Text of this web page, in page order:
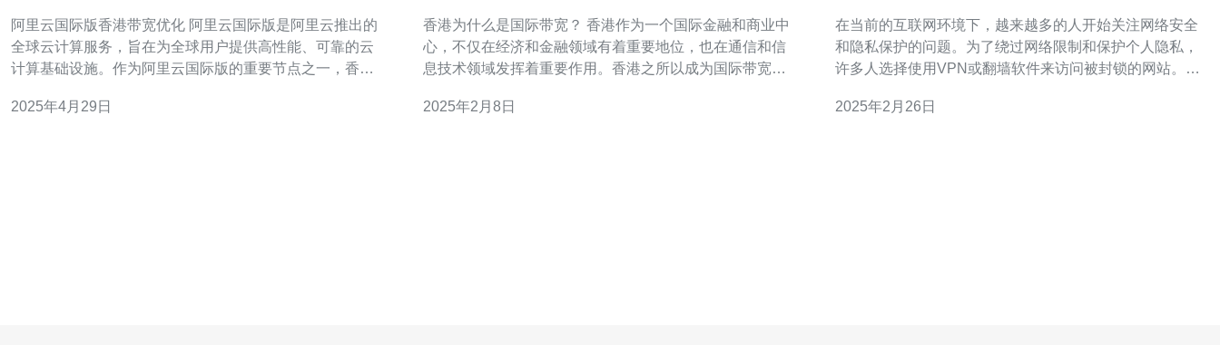
阿里云国际版香港带宽优化 阿里云国际版是阿里云推出的
全球云计算服务，旨在为全球用户提供高性能、可靠的云
计算基础设施。作为阿里云国际版的重要节点之一，香港
提供了出色的云服务体验。本文将介绍阿里云国际版香港
2025年4月29日
香港为什么是国际带宽？ 香港作为一个国际金融和商业中
心，不仅在经济和金融领域有着重要地位，也在通信和信
息技术领域发挥着重要作用。香港之所以成为国际带宽的
于亚洲的心脏地带，连接东亚和东南亚，是亚太地区的枢
2025年2月8日
在当前的互联网环境下，越来越多的人开始关注网络安全
和隐私保护的问题。为了绕过网络限制和保护个人隐私，
许多人选择使用VPN或翻墙软件来访问被封锁的网站。在
墙的目的呢？ 香港服务器是指位于香港的互联网服务器，
2025年2月26日